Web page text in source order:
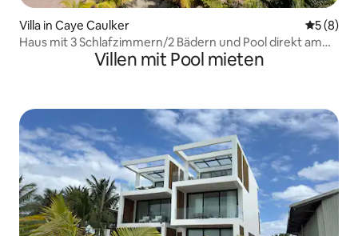
Villa in Caye Caulker
5 (8)
Haus mit 3 Schlafzimmern/2 Bädern und Pool direkt am
Meer – untere EinheitVillen mit Pool mieten